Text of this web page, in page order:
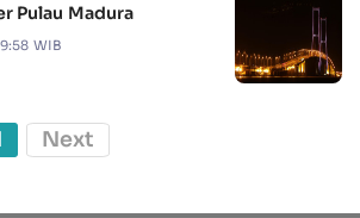
Pulau Madura
WIB
Next